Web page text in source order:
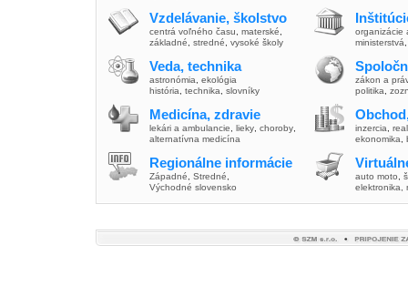
Vzdelávanie, školstvo
centrá voľného času materské
základné
stredné vysoké školy
Veda, technika
astronómia
ekológia
história
technika slovníky
Medicína, zdravie
lekári a ambulancie lieky choroby
alternatívna medicína
Regionálne informácie
Západné Stredné
Východné slovensko
organizácie
ministerstvá
zákon a
politika
inzercia
ekonomika
auto moto
elektronika,